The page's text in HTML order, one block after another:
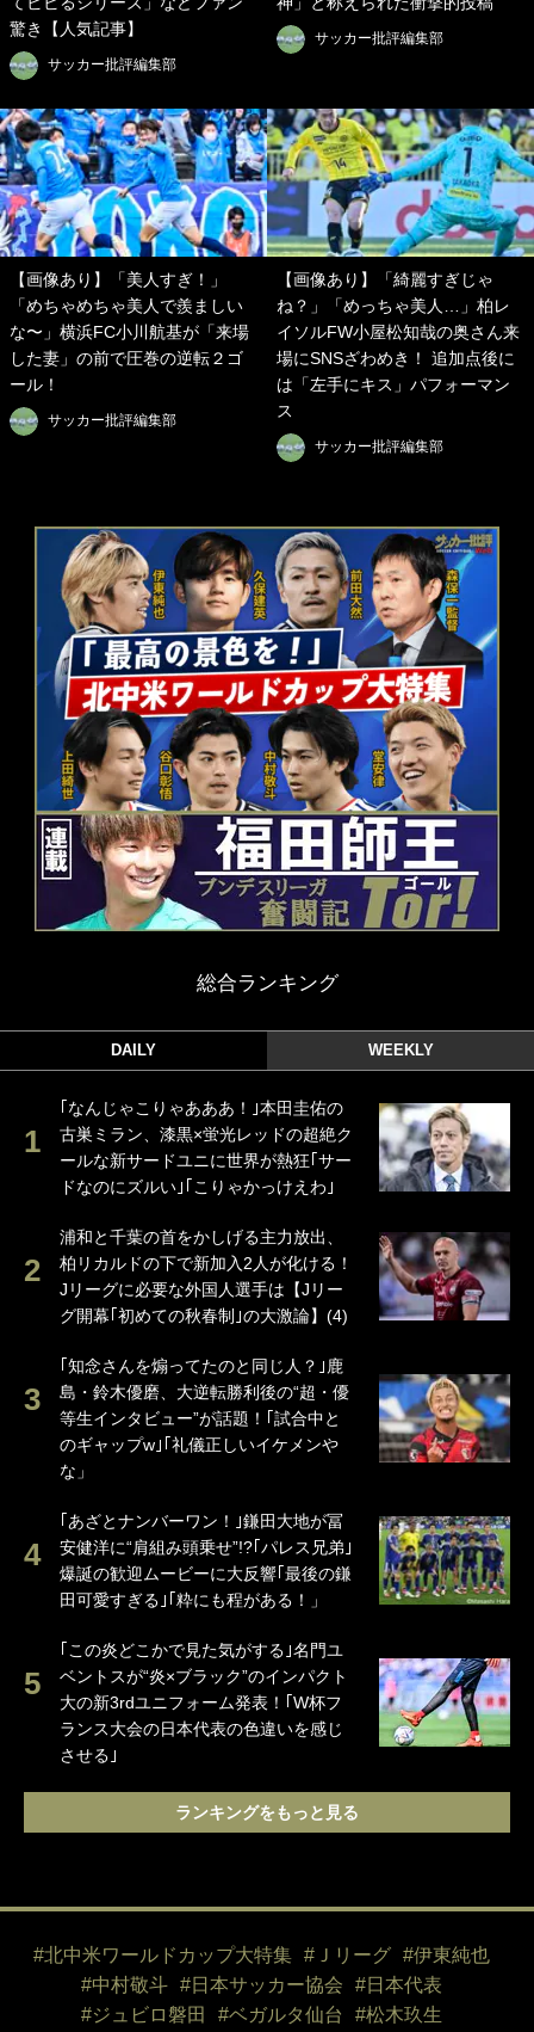
驚き【人気記事】
サッカー批評編集部
サッカー批評編集部
【画像あり】「美人すぎ！」
「めちゃめちゃ美人で羨ましい
な〜」横浜FC小川航基が「来場
した妻」の前で圧巻の逆転２ゴ
ール！
サッカー批評編集部
【画像あり】「綺麗すぎじゃ
ね？」「めっちゃ美人…」柏レ
イソルFW小屋松知哉の奥さん来
場にSNSざわめき！ 追加点後に
は「左手にキス」パフォーマン
ス
サッカー批評編集部
総合ランキング
DAILY WEEKLY
｢なんじゃこりゃあああ！｣本田圭佑の
古巣ミラン、漆黒×蛍光レッドの超絶ク
ールな新サードユニに世界が熱狂｢サー
ドなのにズルい｣｢こりゃかっけえわ｣
浦和と千葉の首をかしげる主力放出、
柏リカルドの下で新加入2人が化ける！
Jリーグに必要な外国人選手は【Jリー
グ開幕｢初めての秋春制｣の大激論】(4)
｢知念さんを煽ってたのと同じ人？｣鹿
島・鈴木優磨、大逆転勝利後の“超・優
等生インタビュー”が話題！｢試合中と
のギャップw｣｢礼儀正しいイケメンや
な」
｢あざとナンバーワン！｣鎌田大地が冨
安健洋に“肩組み頭乗せ”!?｢パレス兄弟｣
爆誕の歓迎ムービーに大反響｢最後の鎌
田可愛すぎる｣｢粋にも程がある！」
｢この炎どこかで見た気がする｣名門ユ
ベントスが“炎×ブラック”のインパクト
大の新3rdユニフォーム発表！｢W杯フ
ランス大会の日本代表の色違いを感じ
させる｣
ランキングをもっと見る
#北中米ワールドカップ大特集 #Ｊリーグ
#伊東純也
#中村敬斗
#日本サッカー協会
#日本代表
#ジュビロ磐田
#ベガルタ仙台
#松木玖生